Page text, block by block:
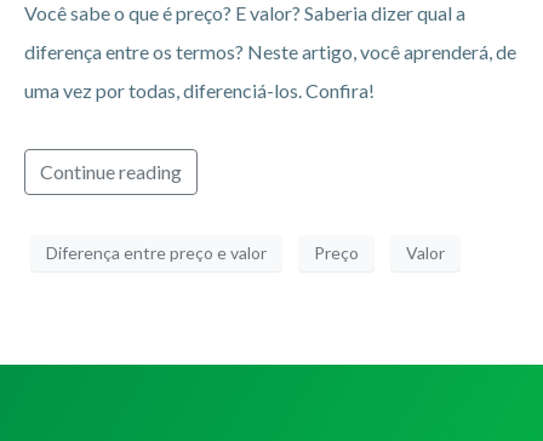
Você sabe o que é preço? E valor? Saberia dizer qual a
diferença entre os termos? Neste artigo, você aprenderá, de
uma vez por todas, diferenciá-los. Confira!
Continue reading
Diferença entre preço e valor Preço Valor